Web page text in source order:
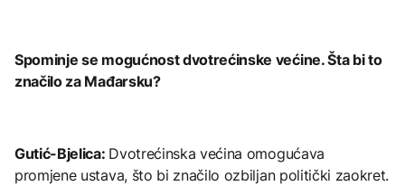
Spominje se mogućnost dvotrećinske većine. Šta bi to
značilo za Mađarsku?
Gutić-Bjelica: Dvotrećinska većina omogućava
promjene ustava, što bi značilo ozbiljan politički zaokret.